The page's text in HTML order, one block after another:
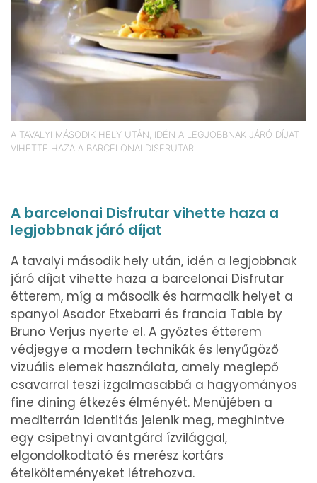
A TAVALYI MÁSODIK HELY UTÁN, IDÉN A LEGJOBBNAK JÁRÓ DÍJAT
VIHETTE HAZA A BARCELONAI DISFRUTAR
A barcelonai Disfrutar vihette haza a
legjobbnak járó díjat
A tavalyi második hely után, idén a legjobbnak
járó díjat vihette haza a barcelonai Disfrutar
étterem, míg a második és harmadik helyet a
spanyol Asador Etxebarri és francia Table by
Bruno Verjus nyerte el. A győztes étterem
védjegye a modern technikák és lenyűgöző
vizuális elemek használata, amely meglepő
csavarral teszi izgalmasabbá a hagyományos
fine dining étkezés élményét. Menüjében a
mediterrán identitás jelenik meg, meghintve
egy csipetnyi avantgárd ízvilággal,
elgondolkodtató és merész kortárs
ételkölteményeket létrehozva.